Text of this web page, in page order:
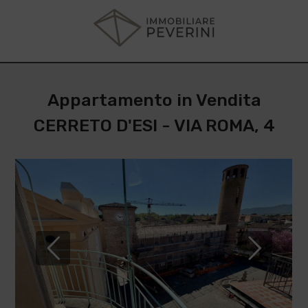
Appartamento in Vendita
CERRETO D'ESI - VIA ROMA, 4